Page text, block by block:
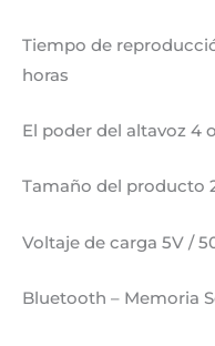
Tiempo de
horas
El poder del altavoz 4
Tamaño del producto
Voltaje de carga 5V /
Bluetooth – Memoria